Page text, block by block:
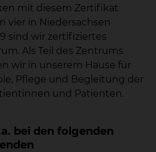
mit diesem Zertifikat
vier in Niedersachsen
sind wir zertifiziertes
Als Teil des Zentrums
wir in unserem Hause für
Pflege und Begleitung der
und Patienten.
bei den folgenden